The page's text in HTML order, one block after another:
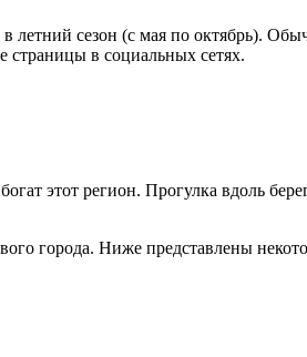
сезон (с мая по октябрь).
страницы в социальных сетях.
этот регион. Прогулка вдоль
города. Ниже представлены